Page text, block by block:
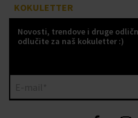
KOKULETTER
Novosti, trendove i druge
odlučite za naš kokuletter :)